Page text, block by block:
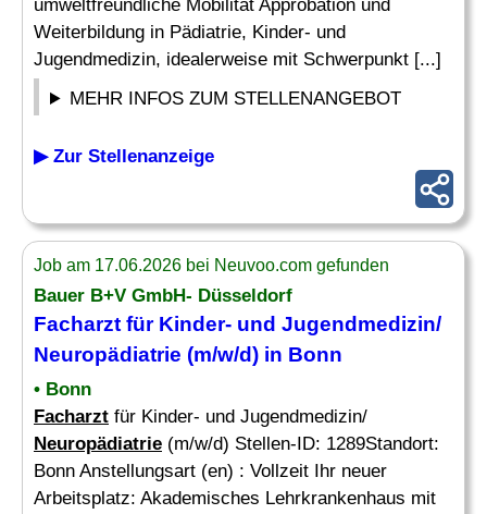
umweltfreundliche Mobilität Approbation und
Weiterbildung in Pädiatrie, Kinder- und
Jugendmedizin, idealerweise mit Schwerpunkt [...]
MEHR INFOS ZUM STELLENANGEBOT
▶ Zur Stellenanzeige
Job am 17.06.2026 bei Neuvoo.com gefunden
Bauer B+V GmbH- Düsseldorf
Facharzt für Kinder- und Jugendmedizin/
Neuropädiatrie (m/w/d) in Bonn
• Bonn
Facharzt für Kinder- und Jugendmedizin/
Neuropädiatrie (m/w/d) Stellen-ID: 1289Standort:
Bonn Anstellungsart (en) : Vollzeit Ihr neuer
Arbeitsplatz: Akademisches Lehrkrankenhaus mit